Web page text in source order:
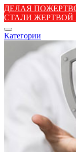
ДЕЛАЯ
СТАЛИ
Категории